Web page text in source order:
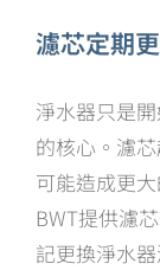
濾芯定期
淨水器只是
的核心。濾
可能造成更
BWT提供濾
記更換淨水